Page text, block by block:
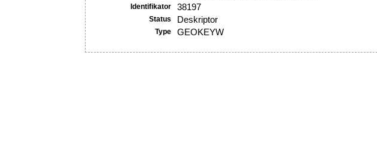
Identifikator 38197
Status Deskriptor
Type GEOKEYW